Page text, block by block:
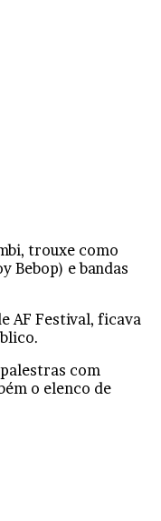
trouxe como
Bebop) e bandas
AF Festival, ficava
com
o elenco de